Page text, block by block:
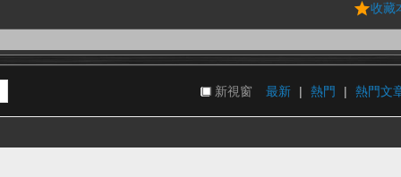
收藏
最新 | 熱門 | 熱門文
新視窗